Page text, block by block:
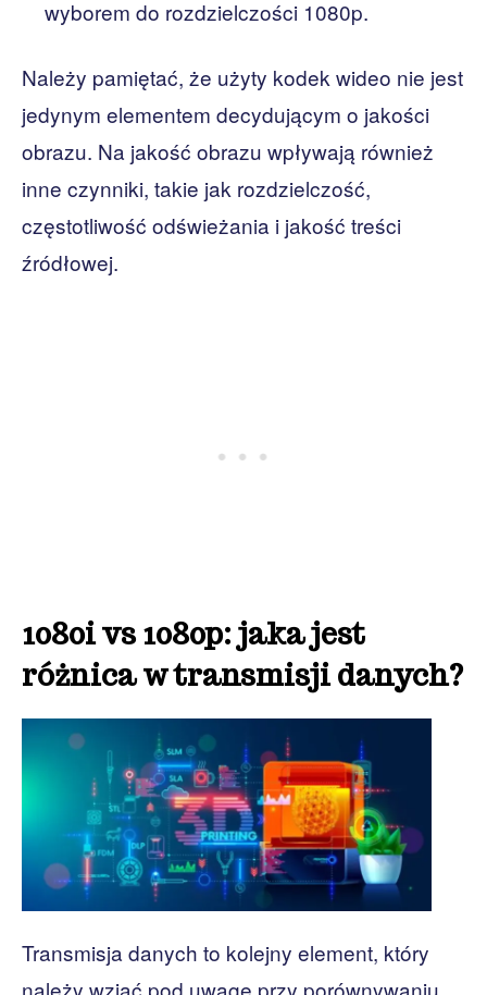
wyborem do rozdzielczości 1080p.
Należy pamiętać, że użyty kodek wideo nie jest
jedynym elementem decydującym o jakości
obrazu. Na jakość obrazu wpływają również
inne czynniki, takie jak rozdzielczość,
częstotliwość odświeżania i jakość treści
źródłowej.
1080i vs 1080p: jaka jest
różnica w transmisji danych?
Transmisja danych to kolejny element, który